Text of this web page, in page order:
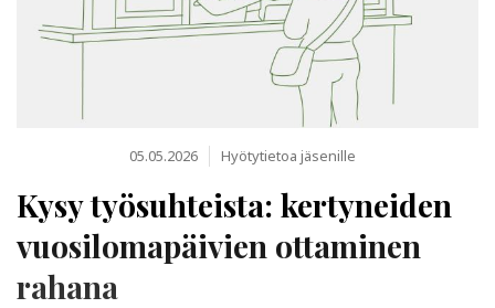
05.05.2026 Hyötytietoa jäsenille
Kysy työsuhteista: kertyneiden
vuosilomapäivien ottaminen
rahana